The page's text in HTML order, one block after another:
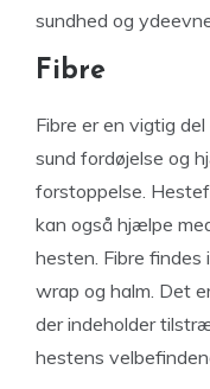
sundhed og
Fibre
Fibre er en vigtig
sund fordøjelse og
forstoppelse.
kan også hjælpe
hesten. Fibre findes
wrap og halm. Det
der indeholder
hestens